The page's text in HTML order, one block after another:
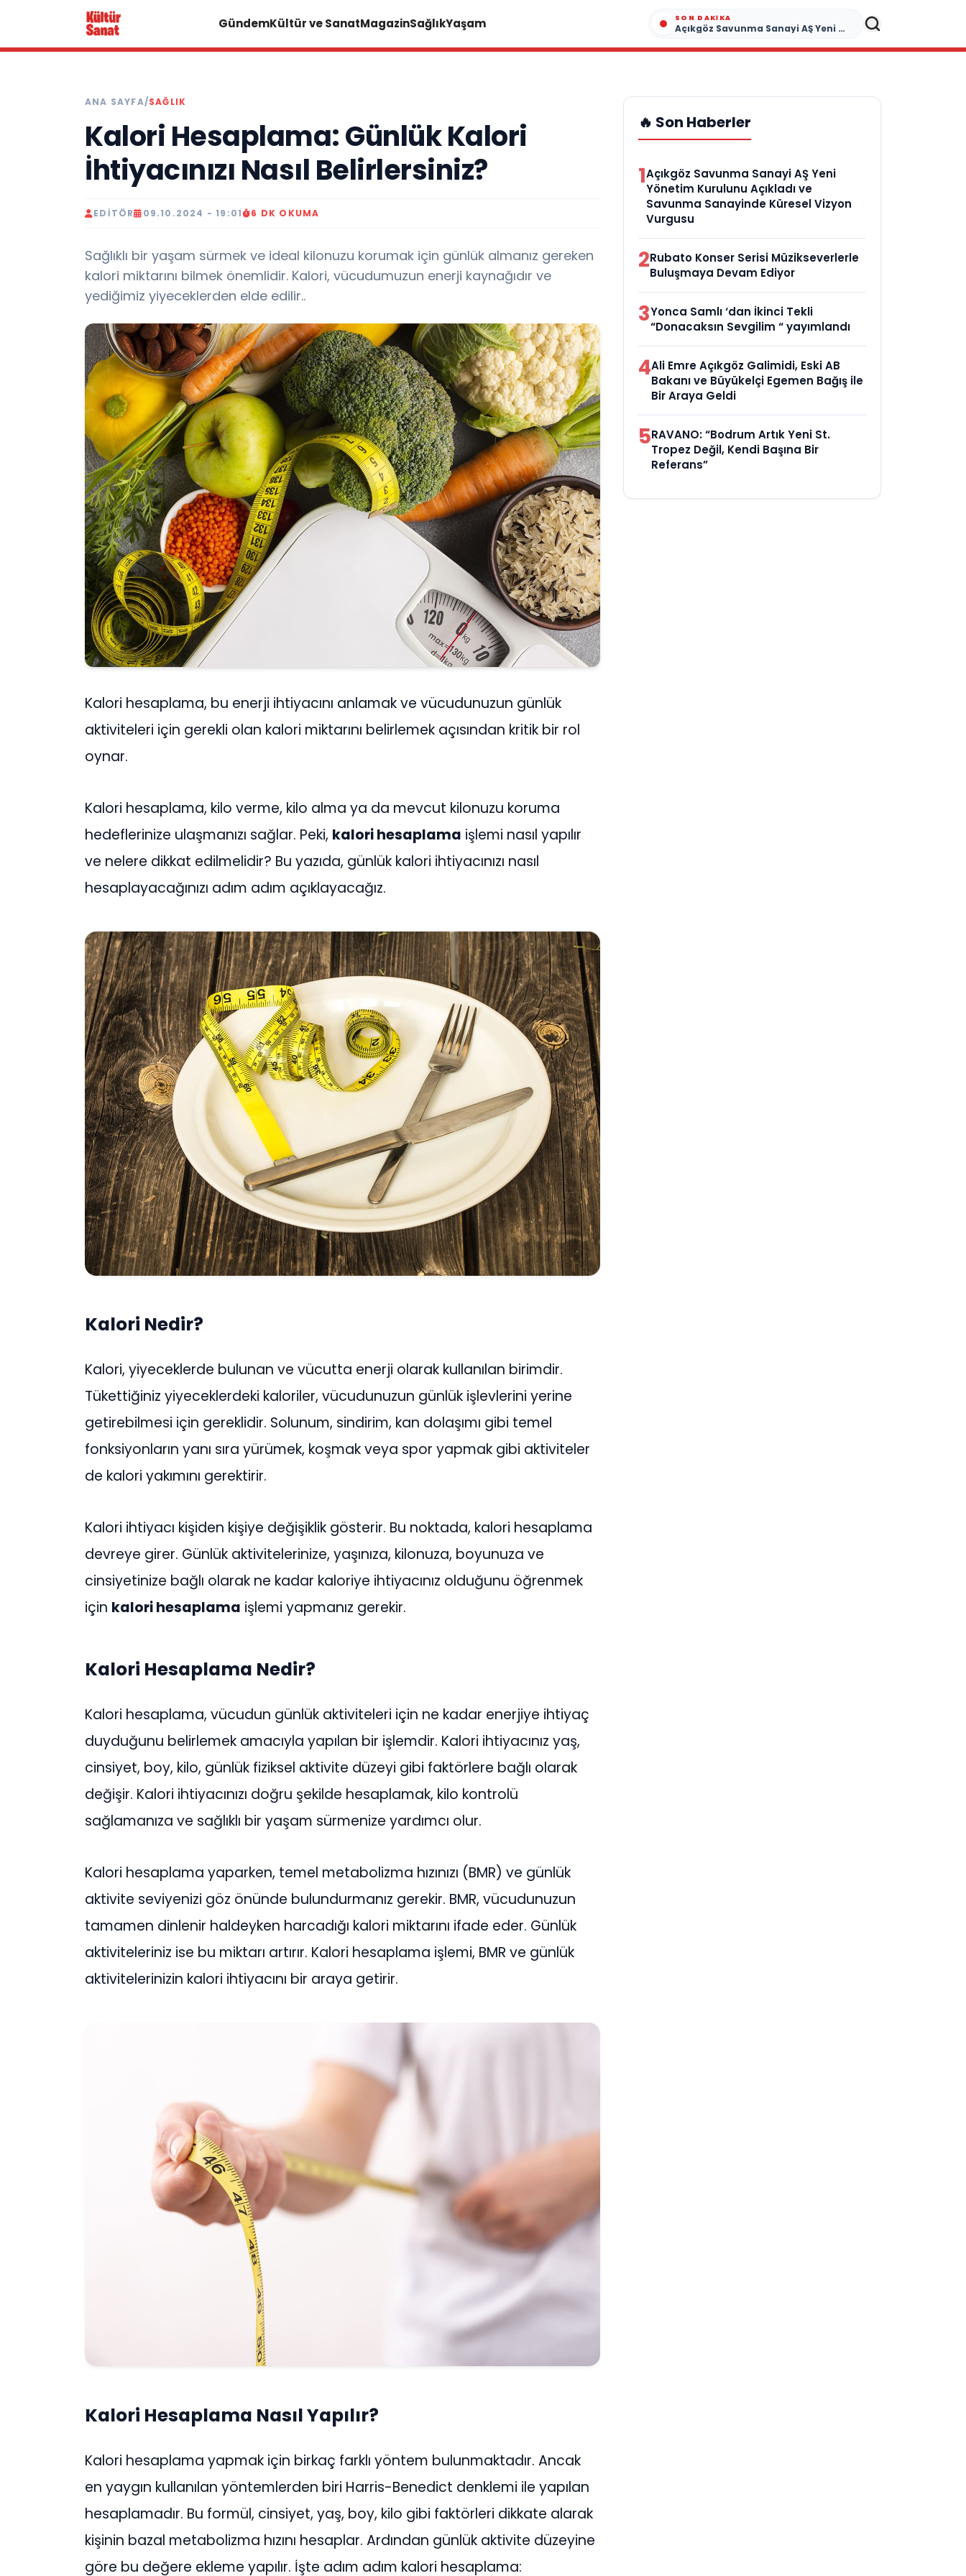
GündemKültür ve SanatMagazinSağlıkYaşam SON DAKIKA
Açıkgöz Savunma Sanayi AŞ Yeni Yönetim Kurulunu Açıkladı ve Savunma Sanayinde Küresel Vizyon Vurgusu
ANA SAYFA/SAĞLIK
Kalori Hesaplama: Günlük Kalori
İhtiyacınızı Nasıl Belirlersiniz?
EDITÖR 09.10.2024 - 19:01 6 DK OKUMA
Sağlıklı bir yaşam sürmek ve ideal kilonuzu korumak için günlük almanız gereken
kalori miktarını bilmek önemlidir. Kalori, vücudumuzun enerji kaynağıdır ve
yediğimiz yiyeceklerden elde edilir..
Kalori hesaplama, bu enerji ihtiyacını anlamak ve vücudunuzun günlük
aktiviteleri için gerekli olan kalori miktarını belirlemek açısından kritik bir rol
oynar.
Kalori hesaplama, kilo verme, kilo alma ya da mevcut kilonuzu koruma
hedeflerinize ulaşmanızı sağlar. Peki, kalori hesaplama işlemi nasıl yapılır
ve nelere dikkat edilmelidir? Bu yazıda, günlük kalori ihtiyacınızı nasıl
hesaplayacağınızı adım adım açıklayacağız.
Kalori Nedir?
Kalori, yiyeceklerde bulunan ve vücutta enerji olarak kullanılan birimdir.
Tükettiğiniz yiyeceklerdeki kaloriler, vücudunuzun günlük işlevlerini yerine
getirebilmesi için gereklidir. Solunum, sindirim, kan dolaşımı gibi temel
fonksiyonların yanı sıra yürümek, koşmak veya spor yapmak gibi aktiviteler
de kalori yakımını gerektirir.
Kalori ihtiyacı kişiden kişiye değişiklik gösterir. Bu noktada, kalori hesaplama
devreye girer. Günlük aktivitelerinize, yaşınıza, kilonuza, boyunuza ve
cinsiyetinize bağlı olarak ne kadar kaloriye ihtiyacınız olduğunu öğrenmek
için kalori hesaplama işlemi yapmanız gerekir.
Kalori Hesaplama Nedir?
Kalori hesaplama, vücudun günlük aktiviteleri için ne kadar enerjiye ihtiyaç
duyduğunu belirlemek amacıyla yapılan bir işlemdir. Kalori ihtiyacınız yaş,
cinsiyet, boy, kilo, günlük fiziksel aktivite düzeyi gibi faktörlere bağlı olarak
değişir. Kalori ihtiyacınızı doğru şekilde hesaplamak, kilo kontrolü
sağlamanıza ve sağlıklı bir yaşam sürmenize yardımcı olur.
Kalori hesaplama yaparken, temel metabolizma hızınızı (BMR) ve günlük
aktivite seviyenizi göz önünde bulundurmanız gerekir. BMR, vücudunuzun
tamamen dinlenir haldeyken harcadığı kalori miktarını ifade eder. Günlük
aktiviteleriniz ise bu miktarı artırır. Kalori hesaplama işlemi, BMR ve günlük
aktivitelerinizin kalori ihtiyacını bir araya getirir.
Kalori Hesaplama Nasıl Yapılır?
Kalori hesaplama yapmak için birkaç farklı yöntem bulunmaktadır. Ancak
en yaygın kullanılan yöntemlerden biri Harris-Benedict denklemi ile yapılan
hesaplamadır. Bu formül, cinsiyet, yaş, boy, kilo gibi faktörleri dikkate alarak
kişinin bazal metabolizma hızını hesaplar. Ardından günlük aktivite düzeyine
göre bu değere ekleme yapılır. İşte adım adım kalori hesaplama:
🔥 Son Haberler
1Açıkgöz Savunma Sanayi AŞ Yeni
Yönetim Kurulunu Açıkladı ve
Savunma Sanayinde Küresel Vizyon
Vurgusu
2Rubato Konser Serisi Müzikseverlerle
Buluşmaya Devam Ediyor
3Yonca Samlı ‘dan İkinci Tekli
“Donacaksın Sevgilim “ yayımlandı
4Ali Emre Açıkgöz Galimidi, Eski AB
Bakanı ve Büyükelçi Egemen Bağış ile
Bir Araya Geldi
5RAVANO: “Bodrum Artık Yeni St.
Tropez Değil, Kendi Başına Bir
Referans”